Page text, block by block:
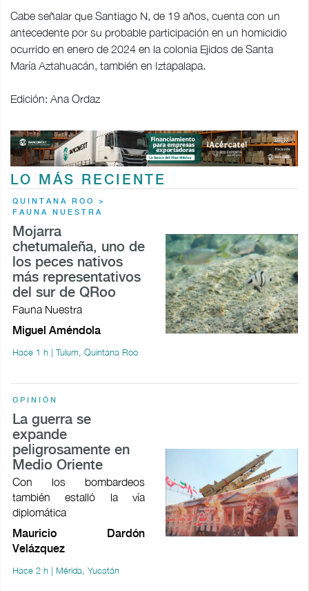
Cabe señalar que Santiago N, de 19 años, cuenta con un
antecedente por su probable participación en un homicidio
ocurrido en enero de 2024 en la colonia Ejidos de Santa
María Aztahuacán, también en Iztapalapa.
Edición: Ana Ordaz
LO MÁS RECIENTE
QUINTANA ROO >
FAUNA NUESTRA
Mojarra
chetumaleña, uno de
los peces nativos
más representativos
del sur de QRoo
Fauna Nuestra
Miguel Améndola
Hace 1 h | Tulum, Quintana Roo
OPINIÓN
La guerra se
expande
peligrosamente en
Medio Oriente
Con los bombardeos
también estalló la vía
diplomática
Mauricio Dardón
Velázquez
Hace 2 h | Mérida, Yucatán